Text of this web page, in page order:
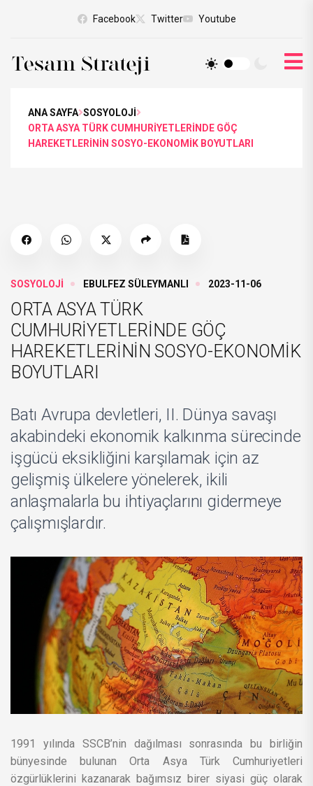
Facebook Twitter Youtube
ANA SAYFA SOSYOLOJİ
ORTA ASYA TÜRK CUMHURİYETLERİNDE GÖÇ
HAREKETLERİNİN SOSYO-EKONOMİK BOYUTLARI
SOSYOLOJİ EBULFEZ SÜLEYMANLI 2023-11-06
ORTA ASYA TÜRK
CUMHURİYETLERİNDE GÖÇ
HAREKETLERİNİN SOSYO-EKONOMİK
BOYUTLARI
Batı Avrupa devletleri, II. Dünya savaşı
akabindeki ekonomik kalkınma sürecinde
işgücü eksikliğini karşılamak için az
gelişmiş ülkelere yönelerek, ikili
anlaşmalarla bu ihtiyaçlarını gidermeye
çalışmışlardır.
1991 yılında SSCB’nin dağılması sonrasında bu birliğin
bünyesinde bulunan Orta Asya Türk Cumhuriyetleri
özgürlüklerini kazanarak bağımsız birer siyasi güç olarak